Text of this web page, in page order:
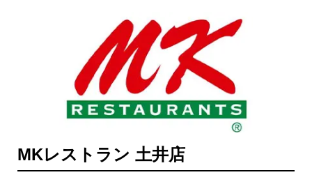
MKレストラン 土井店